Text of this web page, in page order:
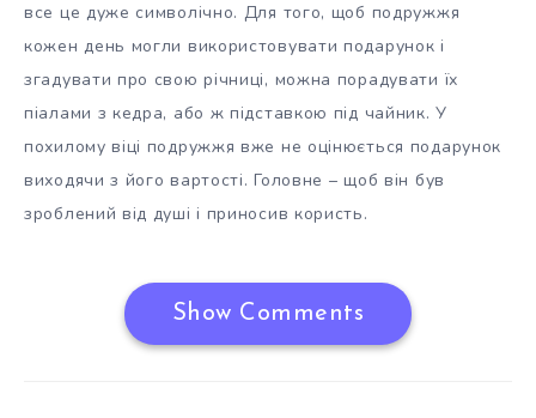
все це дуже символічно. Для того, щоб подружжя
кожен день могли використовувати подарунок і
згадувати про свою річниці, можна порадувати їх
піалами з кедра, або ж підставкою під чайник. У
похилому віці подружжя вже не оцінюється подарунок
виходячи з його вартості. Головне – щоб він був
зроблений від душі і приносив користь.
Show Comments